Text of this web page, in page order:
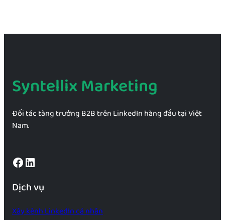
Syntellix Marketing
Đối tác tăng trưởng B2B trên LinkedIn hàng đầu tại Việt
Nam.
Facebook LinkedIn
Dịch vụ
Xây kênh LinkedIn cá nhân